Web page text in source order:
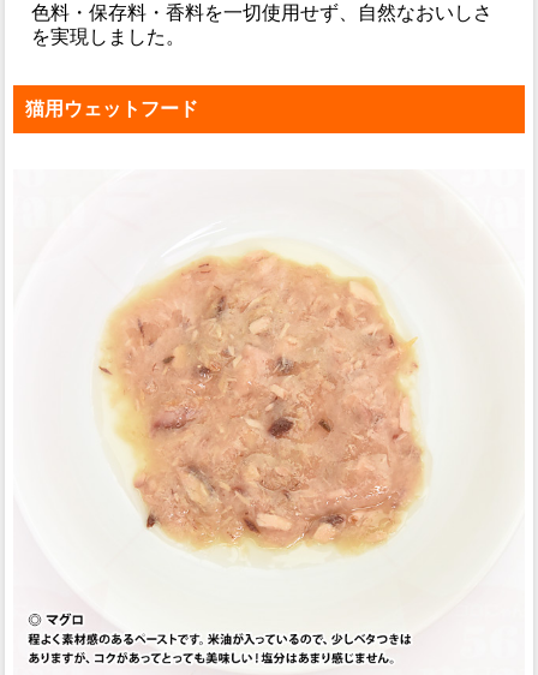
色料・保存料・香料を一切使用せず、自然なおいしさ
を実現しました。
猫用ウェットフード